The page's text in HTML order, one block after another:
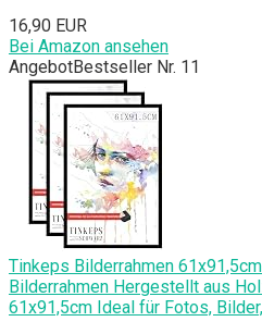
16,90 EUR
Bei Amazon ansehen
AngebotBestseller Nr. 11
Tinkeps Bilderrahmen
Bilderrahmen Hergestellt aus
61x91,5cm Ideal für Fotos,